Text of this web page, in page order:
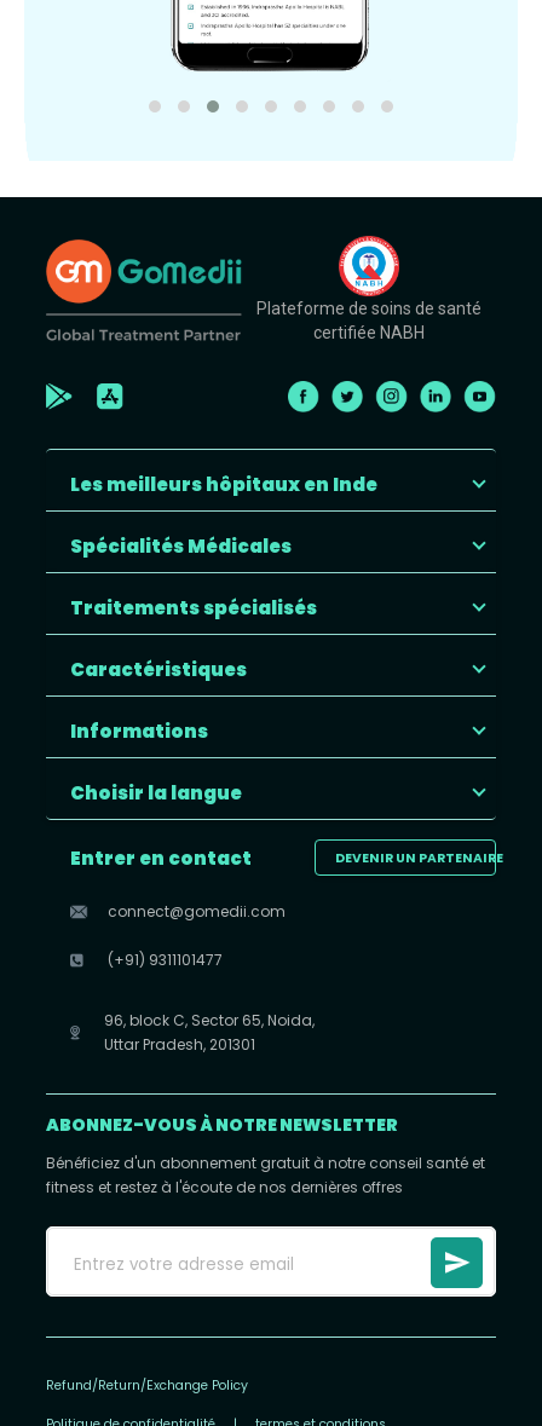
Plateforme de soins de santé
certifiée NABH
Les meilleurs hôpitaux en Inde
Spécialités Médicales
Traitements spécialisés
Caractéristiques
Informations
Choisir la langue
DEVENIR UN PARTENAIRE
Entrer en contact
connect@gomedii.com
(+91) 9311101477
96, block C, Sector 65, Noida,
Uttar Pradesh, 201301
ABONNEZ-VOUS À NOTRE NEWSLETTER
Bénéficiez d'un abonnement gratuit à notre conseil santé et
fitness et restez à l'écoute de nos dernières offres
Refund/Return/Exchange Policy